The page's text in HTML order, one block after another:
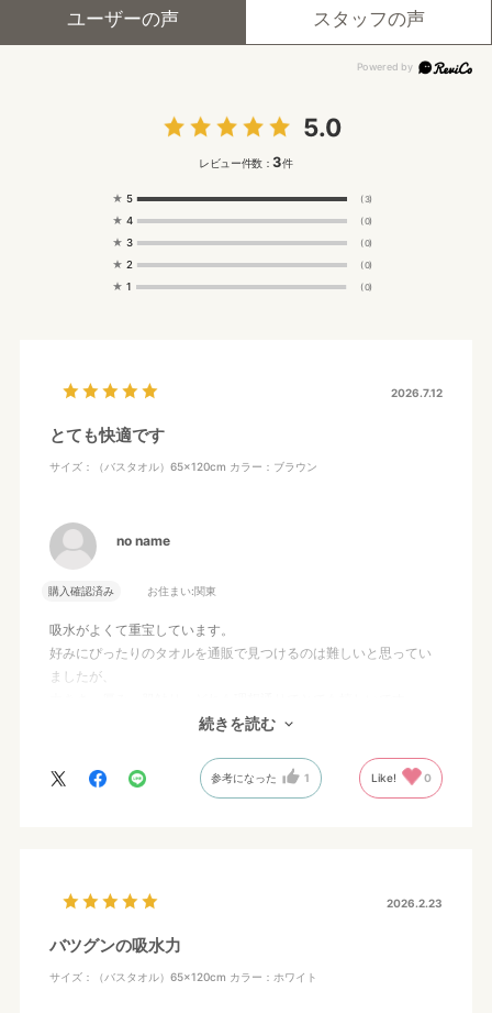
ユーザーの声 スタッフの声
5.0
レビュー件数：3件
★ 5 (3)
★ 4 (0)
★ 3 (0)
★ 2 (0)
★ 1 (0)
2026.7.12
とても快適です
サイズ：（バスタオル）65×120cm カラー：ブラウン
no name
購入確認済み お住まい:関東
吸水がよくて重宝しています。
好みにぴったりのタオルを通販で見つけるのは難しいと思ってい
ましたが、
早速、洗い替えに色違いを追加購入しました。
続きを読む
参考になった 1 Like! 0
2026.2.23
バツグンの吸水力
サイズ：（バスタオル）65×120cm カラー：ホワイト